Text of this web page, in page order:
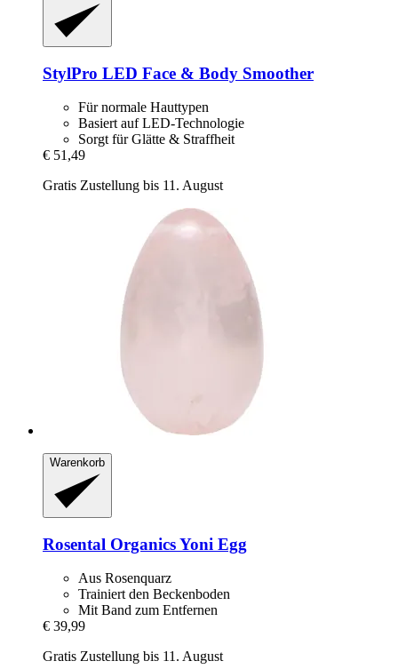
StylPro LED Face & Body Smoother
Für normale Hauttypen
Basiert auf LED-Technologie
Sorgt für Glätte & Straffheit
€ 51,49
Gratis Zustellung bis 11. August
Warenkorb
Rosental OrganicsYoni Egg
Aus Rosenquarz
Trainiert den Beckenboden
Mit Band zum Entfernen
€ 39,99
Gratis Zustellung bis 11. August